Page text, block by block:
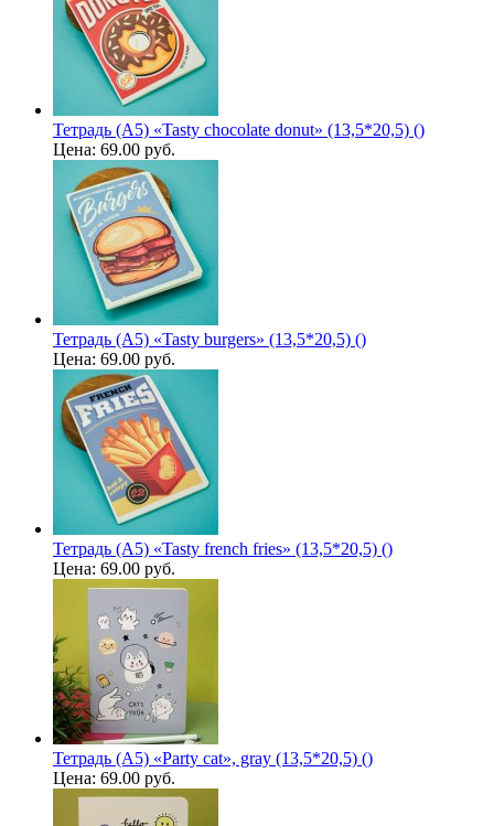
Тетрадь (A5) «Tasty chocolate donut» (13,5*20,5) ()
Цена: 69.00 руб.
Тетрадь (A5) «Tasty burgers» (13,5*20,5) ()
Цена: 69.00 руб.
Тетрадь (A5) «Tasty french fries» (13,5*20,5) ()
Цена: 69.00 руб.
Тетрадь (A5) «Party cat», gray (13,5*20,5) ()
Цена: 69.00 руб.